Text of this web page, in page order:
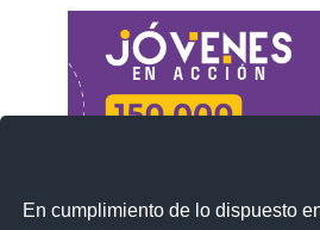
En cumplimiento de lo dispuesto